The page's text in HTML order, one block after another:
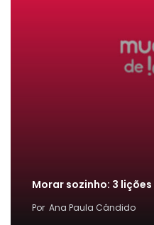
Morar sozinho: 3 lições
Por Ana Paula Cândido